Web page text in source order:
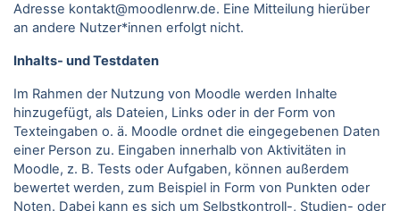
Adresse kontakt@moodlenrw.de. Eine Mitteilung hierüber
an andere Nutzer*innen erfolgt nicht.
Inhalts- und Testdaten
Im Rahmen der Nutzung von Moodle werden Inhalte
hinzugefügt, als Dateien, Links oder in der Form von
Texteingaben o. ä. Moodle ordnet die eingegebenen Daten
einer Person zu. Eingaben innerhalb von Aktivitäten in
Moodle, z. B. Tests oder Aufgaben, können außerdem
bewertet werden, zum Beispiel in Form von Punkten oder
Noten. Dabei kann es sich um Selbstkontroll-, Studien- oder